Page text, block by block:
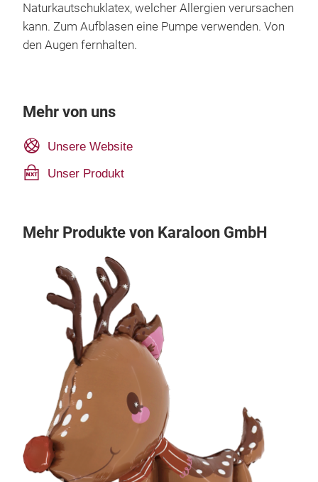
Naturkautschuklatex, welcher Allergien verursachen
kann. Zum Aufblasen eine Pumpe verwenden. Von
den Augen fernhalten.
Mehr von uns
Unsere Website
Unser Produkt
Mehr Produkte von Karaloon GmbH